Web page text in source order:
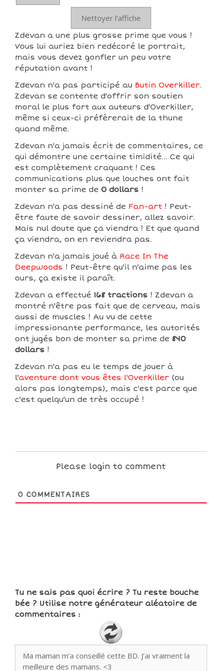
Nettoyer l'affiche
Zdevan a une plus grosse prime que vous !
Vous lui auriez bien redécoré le portrait,
mais vous devez gonfler un peu votre
réputation avant !
Zdevan n'a pas participé au Butin Overkiller.
Zdevan se contente d'offrir son soutien
moral le plus fort aux auteurs d'Overkiller,
même si ceux-ci préfèrerait de la thune
quand même.
Zdevan n'a jamais écrit de commentaires, ce
qui démontre une certaine timidité... Ce qui
est complètement craquant ! Ces
communications plus que louches ont fait
monter sa prime de 0 dollars !
Zdevan n'a pas dessiné de Fan-art ! Peut-
être faute de savoir dessiner, allez savoir.
Mais nul doute que ça viendra ! Et que quand
ça viendra, on en reviendra pas.
Zdevan n'a jamais joué à Race In The
Deepwoods ! Peut-être qu'il n'aime pas les
ours, ça existe il paraît.
Zdevan a effectué 168 tractions ! Zdevan a
montré n'être pas fait que de cerveau, mais
aussi de muscles ! Au vu de cette
impressionante performance, les autorités
ont jugés bon de monter sa prime de 840
dollars !
Zdevan n'a pas eu le temps de jouer à
l'aventure dont vous êtes l'Overkiller (ou
alors pas longtemps), mais c'est parce que
c'est quelqu'un de très occupé !
Please login to comment
0 COMMENTAIRES
Tu ne sais pas quoi écrire ? Tu reste bouche
bée ? Utilise notre générateur aléatoire de
commentaires :